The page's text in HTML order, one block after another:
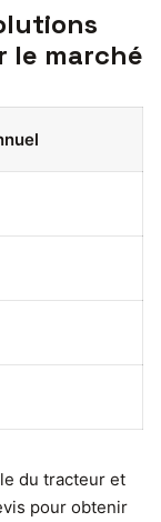
le marché
du tracteur et
pour obtenir